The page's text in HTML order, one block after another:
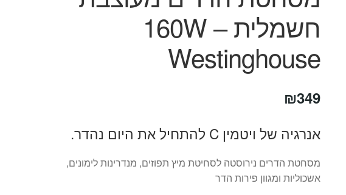
חשמלית – 160W
Westinghouse
₪349
אנרגיה של ויטמין C להתחיל את היום נהדר.
מסחטת הדרים נירוסטה לסחיטת מיץ תפוזים, מנדרינות לימונים,
אשכוליות ומגוון פירות הדר